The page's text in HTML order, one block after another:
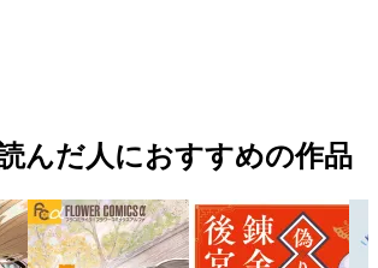
んだ人におすすめの作品